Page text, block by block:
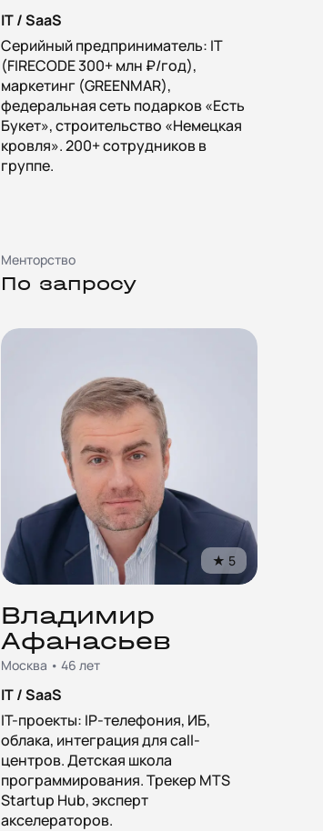
IT / SaaS
Серийный предприниматель: IT
(FIRECODE 300+ млн ₽/год),
маркетинг (GREENMAR),
федеральная сеть подарков «Есть
Букет», строительство «Немецкая
кровля». 200+ сотрудников в
группе.
Менторство
По запросу
★ 5
Владимир
Афанасьев
Москва • 46 лет
IT / SaaS
IT-проекты: IP-телефония, ИБ,
облака, интеграция для call-
центров. Детская школа
программирования. Трекер MTS
Startup Hub, эксперт
акселераторов.